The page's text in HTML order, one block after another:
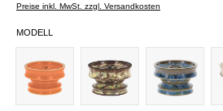
Preise inkl. MwSt. zzgl. Versandkosten
MODELL